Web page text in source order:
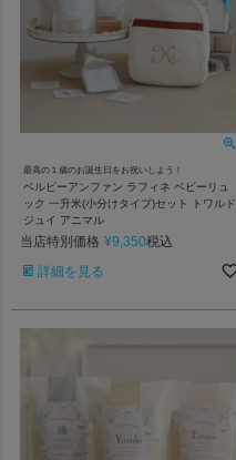
最高の１歳のお誕生日をお祝いしよう！
ベルビーアンファン ラフィネ ベビーリュ
ック 一升米(小分けタイプ)セット トワルド
ジュイ アニマル
当店特別価格 ¥9,350税込
詳細を見る